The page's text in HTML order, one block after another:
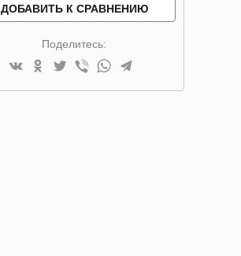
ДОБАВИТЬ К СРАВНЕНИЮ
Поделитесь: